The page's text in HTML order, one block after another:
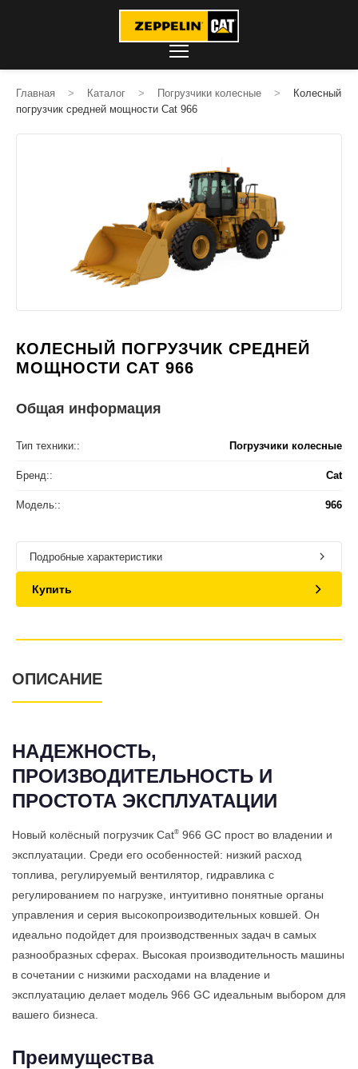
Главная > Каталог > Погрузчики колесные >
Колесный
погрузчик средней мощности Cat 966
КОЛЕСНЫЙ ПОГРУЗЧИК СРЕДНЕЙ
МОЩНОСТИ CAT 966
Общая информация
Тип техники:: Погрузчики колесные
Бренд:: Cat
Модель:: 966
Подробные характеристики
Купить
ОПИСАНИЕ
НАДЕЖНОСТЬ,
ПРОИЗВОДИТЕЛЬНОСТЬ И
ПРОСТОТА ЭКСПЛУАТАЦИИ
Новый колёсный погрузчик Cat® 966 GC прост во владении и
эксплуатации. Среди его особенностей: низкий расход
топлива, регулируемый вентилятор, гидравлика с
регулированием по нагрузке, интуитивно понятные органы
управления и серия высокопроизводительных ковшей. Он
идеально подойдет для производственных задач в самых
разнообразных сферах. Высокая производительность машины
в сочетании с низкими расходами на владение и
эксплуатацию делает модель 966 GC идеальным выбором для
вашего бизнеса.
Преимущества